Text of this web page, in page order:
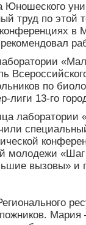
труд по этой
рекомендовал
по
13-го
«Шаг
вызовы» и